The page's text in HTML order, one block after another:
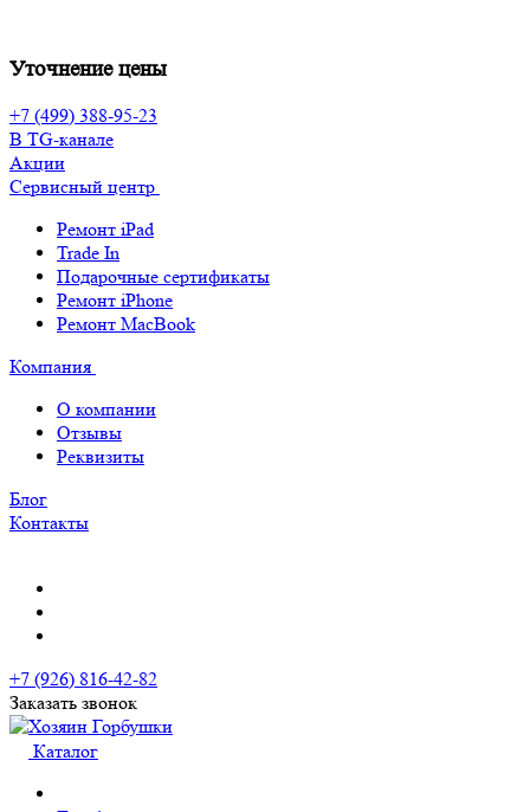
Уточнение цены
+7 (499) 388-95-23
В TG-канале
Акции
Сервисный центр
Ремонт iPad
Trade In
Подарочные сертификаты
Ремонт iPhone
Ремонт MacBook
Компания
О компании
Отзывы
Реквизиты
Блог
Контакты
+7 (926) 816-42-82
Заказать звонок
Каталог